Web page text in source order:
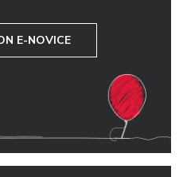
E-NOVICE